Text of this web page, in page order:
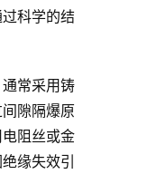
科学的结
常采用铸
隙隔爆原
阻丝或金
缘失效引